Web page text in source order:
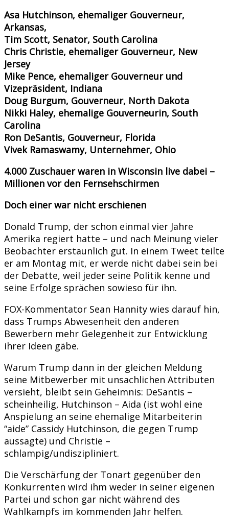
Asa Hutchinson, ehemaliger Gouverneur,
Arkansas,
Tim Scott, Senator, South Carolina
Chris Christie, ehemaliger Gouverneur, New
Jersey
Mike Pence, ehemaliger Gouverneur und
Vizepräsident, Indiana
Doug Burgum, Gouverneur, North Dakota
Nikki Haley, ehemalige Gouverneurin, South
Carolina
Ron DeSantis, Gouverneur, Florida
Vivek Ramaswamy, Unternehmer, Ohio
4.000 Zuschauer waren in Wisconsin live dabei –
Millionen vor den Fernsehschirmen
Doch einer war nicht erschienen
Donald Trump, der schon einmal vier Jahre
Amerika regiert hatte – und nach Meinung vieler
Beobachter erstaunlich gut. In einem Tweet teilte
er am Montag mit, er werde nicht dabei sein bei
der Debatte, weil jeder seine Politik kenne und
seine Erfolge sprächen sowieso für ihn.
FOX-Kommentator Sean Hannity wies darauf hin,
dass Trumps Abwesenheit den anderen
Bewerbern mehr Gelegenheit zur Entwicklung
ihrer Ideen gäbe.
Warum Trump dann in der gleichen Meldung
seine Mitbewerber mit unsachlichen Attributen
versieht, bleibt sein Geheimnis: DeSantis –
scheinheilig, Hutchinson – Aida (ist wohl eine
Anspielung an seine ehemalige Mitarbeiterin
“aide” Cassidy Hutchinson, die gegen Trump
aussagte) und Christie –
schlampig/undiszipliniert.
Die Verschärfung der Tonart gegenüber den
Konkurrenten wird ihm weder in seiner eigenen
Partei und schon gar nicht während des
Wahlkampfs im kommenden Jahr helfen.